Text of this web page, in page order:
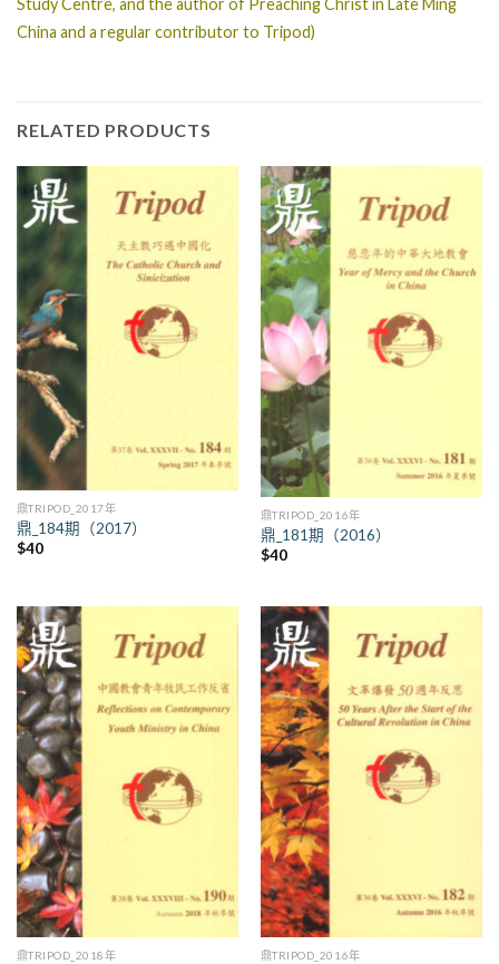
China and a regular contributor to Tripod)
RELATED PRODUCTS
鼎TRIPOD_2017年
鼎_184期（2017）
$40
鼎TRIPOD_2016年
鼎_181期（2016）
$40
鼎TRIPOD_2018年 鼎TRIPOD_2016年